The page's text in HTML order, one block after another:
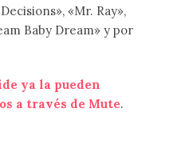
«Mr. Ray»,
Baby Dream» y por
ya la pueden
a través de Mute.